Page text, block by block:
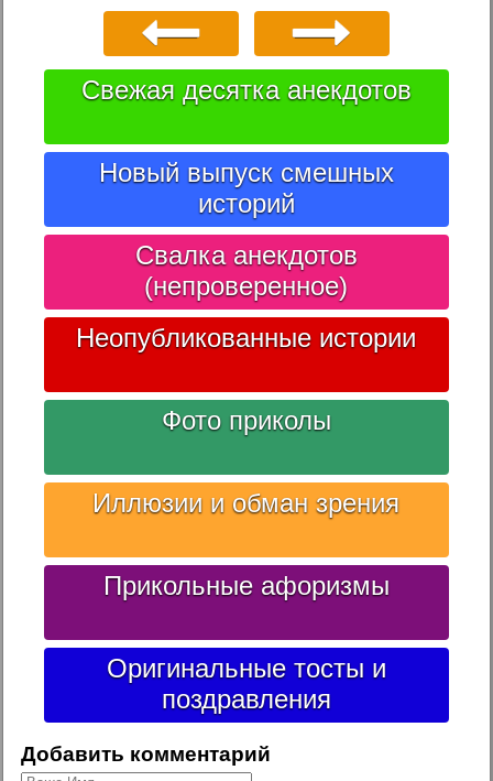
Свежая десятка анекдотов
Новый выпуск смешных
историй
Свалка анекдотов
(непроверенное)
Неопубликованные истории
Фото приколы
Иллюзии и обман зрения
Прикольные афоризмы
Оригинальные тосты и
поздравления
Добавить комментарий